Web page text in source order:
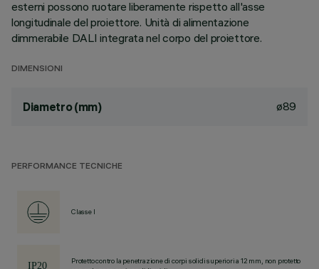
esterni possono ruotare liberamente rispetto all'asse
longitudinale del proiettore. Unità di alimentazione
dimmerabile DALI integrata nel corpo del proiettore.
DIMENSIONI
Diametro (mm) ø89
PERFORMANCE TECNICHE
Classe I
Protetto contro la penetrazione di corpi solidi superiori a 12 mm, non protetto